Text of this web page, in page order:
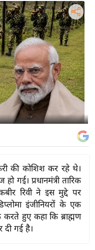
की कोशिश कर रहे थे।
गई। प्रधानमंत्री तारिक
रिवी ने इस मुद्दे पर
इंजीनियरों के एक
करते हुए कहा कि ब्राह्मण
दी गई है।